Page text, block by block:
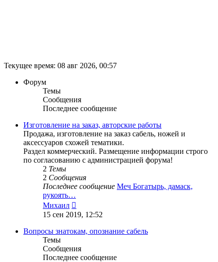
Текущее время: 08 авг 2026, 00:57
Форум
Темы
Сообщения
Последнее сообщение
Изготовление на заказ, авторские работы
Продажа, изготовление на заказ сабель, ножей и
аксессуаров схожей тематики.
Раздел коммерческий. Размещение информации строго
по согласованию с администрацией форума!
2 Темы
2 Сообщения
Последнее сообщение Меч Богатырь, дамаск,
рукоять…
Михаил
к
последнему
сообщению
15 сен 2019, 12:52
Вопросы знатокам, опознание сабель
Темы
Сообщения
Последнее сообщение